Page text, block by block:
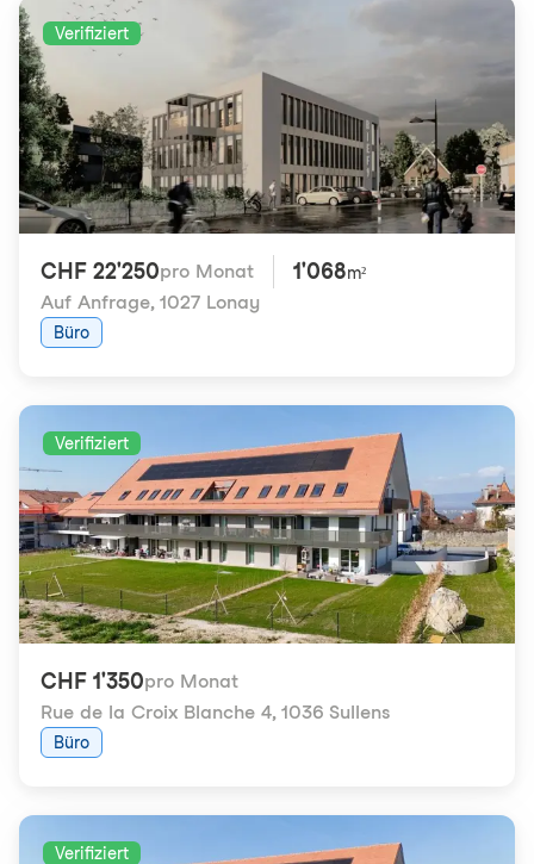
Verifiziert
CHF 22'250pro Monat 1'068m²
Auf Anfrage, 1027 Lonay
Büro
Verifiziert
CHF 1'350pro Monat
Rue de la Croix Blanche 4, 1036 Sullens
Büro
Verifiziert